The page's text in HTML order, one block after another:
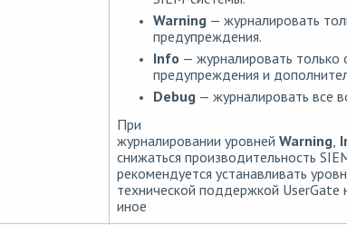
Warning— журналировать
предупреждения.
Info — журналировать только
предупреждения и
Debug— журналировать все
При
журналировании уровней Warning,
снижаться производительность
рекомендуется устанавливать
технической поддержкой
иное